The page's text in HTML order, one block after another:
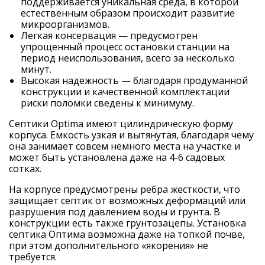
естественным образом происходит развитие
микроорганизмов.
Легкая консервация — предусмотрен
упрощенный процесс остановки станции на
период неиспользования, всего за несколько
минут.
Высокая надежность — благодаря продуманной
конструкции и качественной комплектации
риски поломки сведены к минимуму.
Септики Optima имеют цилиндрическую форму
корпуса. Емкость узкая и вытянутая, благодаря чему
она занимает совсем немного места на участке и
может быть установлена даже на 4-6 садовых
сотках.
На корпусе предусмотрены ребра жесткости, что
защищает септик от возможных деформаций или
разрушения под давлением воды и грунта. В
конструкции есть также грунтозацепы. Установка
септика Оптима возможна даже на топкой почве,
при этом дополнительного «якорения» не
требуется.